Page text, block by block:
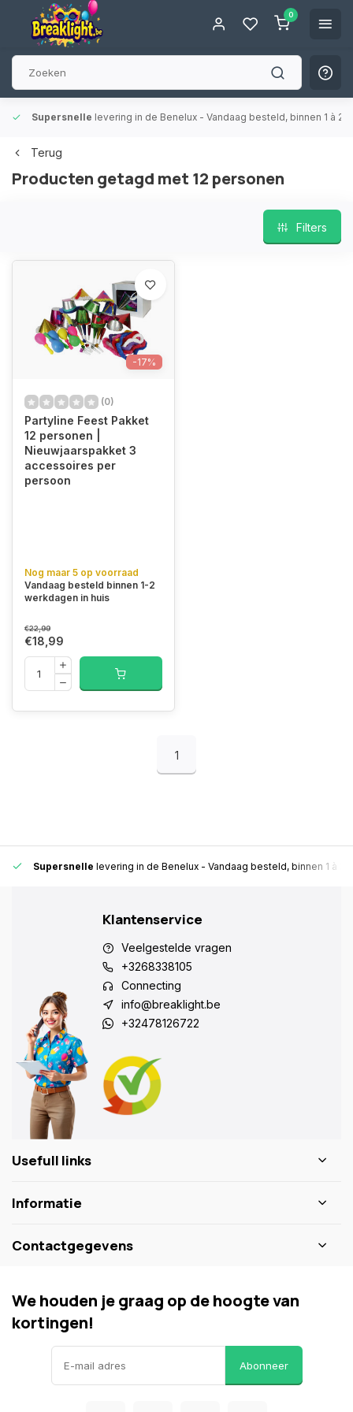
0
Supersnelle levering in de Benelux - Vandaag besteld, binnen 1 à 2
Terug
Producten getagd met 12 personen
Filters
-17%
(0)
Partyline Feest Pakket
12 personen |
Nieuwjaarspakket 3
accessoires per
persoon
Nog maar 5 op voorraad
Vandaag besteld binnen 1-2
werkdagen in huis
€22,99
€18,99
1
Supersnelle levering in de Benelux - Vandaag besteld, binnen 1 à 2
Klantenservice
Veelgestelde vragen
+3268338105
Connecting
info@breaklight.be
+32478126722
Usefull links
Informatie
Contactgegevens
We houden je graag op de hoogte van
kortingen!
Abonneer